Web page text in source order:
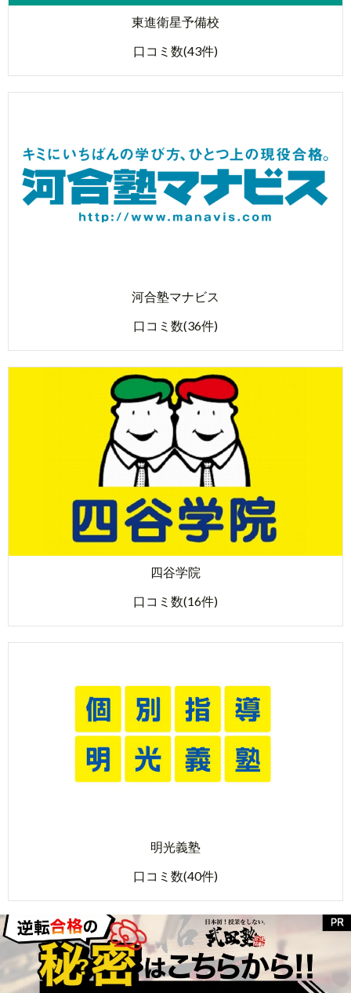
東進衛星予備校
口コミ数(43件)
河合塾マナビス
口コミ数(36件)
四谷学院
口コミ数(16件)
明光義塾
口コミ数(40件)